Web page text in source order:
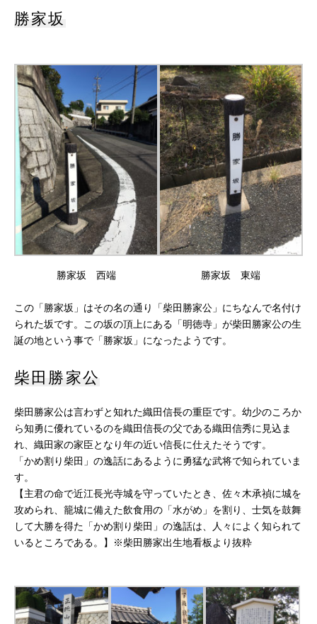
勝家坂
勝家坂 西端 勝家坂 東端
この「勝家坂」はその名の通り「柴田勝家公」にちなんで名付け
られた坂です。この坂の頂上にある「明徳寺」が柴田勝家公の生
誕の地という事で「勝家坂」になったようです。
柴田勝家公
柴田勝家公は言わずと知れた織田信長の重臣です。幼少のころか
ら知勇に優れているのを織田信長の父である織田信秀に見込ま
れ、織田家の家臣となり年の近い信長に仕えたそうです。
「かめ割り柴田」の逸話にあるように勇猛な武将で知られていま
す。
【主君の命で近江長光寺城を守っていたとき、佐々木承禎に城を
攻められ、籠城に備えた飲食用の「水がめ」を割り、士気を鼓舞
して大勝を得た「かめ割り柴田」の逸話は、人々によく知られて
いるところである。】※柴田勝家出生地看板より抜粋